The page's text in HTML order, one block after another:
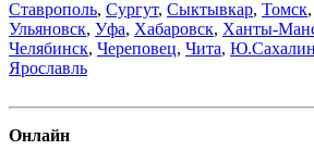
Ставрополь, Сургут, Сыктывкар, Томск,
Ульяновск, Уфа, Хабаровск, Ханты-
Челябинск, Череповец, Чита,
Ярославль
Онлайн